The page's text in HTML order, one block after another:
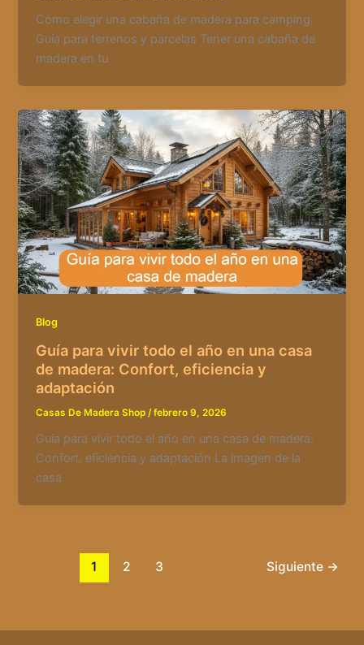
Cómo elegir una cabaña de madera para camping:
Guía para terrenos y parcelas Tener una cabaña de
madera en tu
Blog
Guía para vivir todo el año en una casa
de madera: Confort, eficiencia y
adaptación
Casas De Madera Shop /febrero 9, 2026
Guía para vivir todo el año en una casa de madera:
Confort, eficiencia y adaptación La imagen de la
casa
1 2 3 Siguiente →